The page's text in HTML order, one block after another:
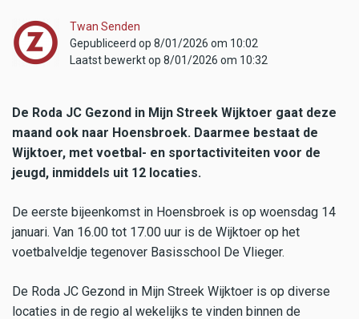
Twan Senden
Gepubliceerd op 8/01/2026 om 10:02
Laatst bewerkt op 8/01/2026 om 10:32
De Roda JC Gezond in Mijn Streek Wijktoer gaat deze
maand ook naar Hoensbroek. Daarmee bestaat de
Wijktoer, met voetbal- en sportactiviteiten voor de
jeugd, inmiddels uit 12 locaties.
De eerste bijeenkomst in Hoensbroek is op woensdag 14
januari. Van 16.00 tot 17.00 uur is de Wijktoer op het
voetbalveldje tegenover Basisschool De Vlieger.
De Roda JC Gezond in Mijn Streek Wijktoer is op diverse
locaties in de regio al wekelijks te vinden binnen de